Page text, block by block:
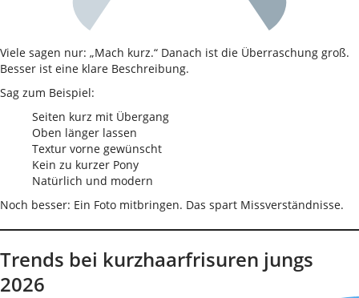
Viele sagen nur: „Mach kurz.“ Danach ist die Überraschung groß.
Besser ist eine klare Beschreibung.
Sag zum Beispiel:
Seiten kurz mit Übergang
Oben länger lassen
Textur vorne gewünscht
Kein zu kurzer Pony
Natürlich und modern
Noch besser: Ein Foto mitbringen. Das spart Missverständnisse.
Trends bei kurzhaarfrisuren jungs
2026